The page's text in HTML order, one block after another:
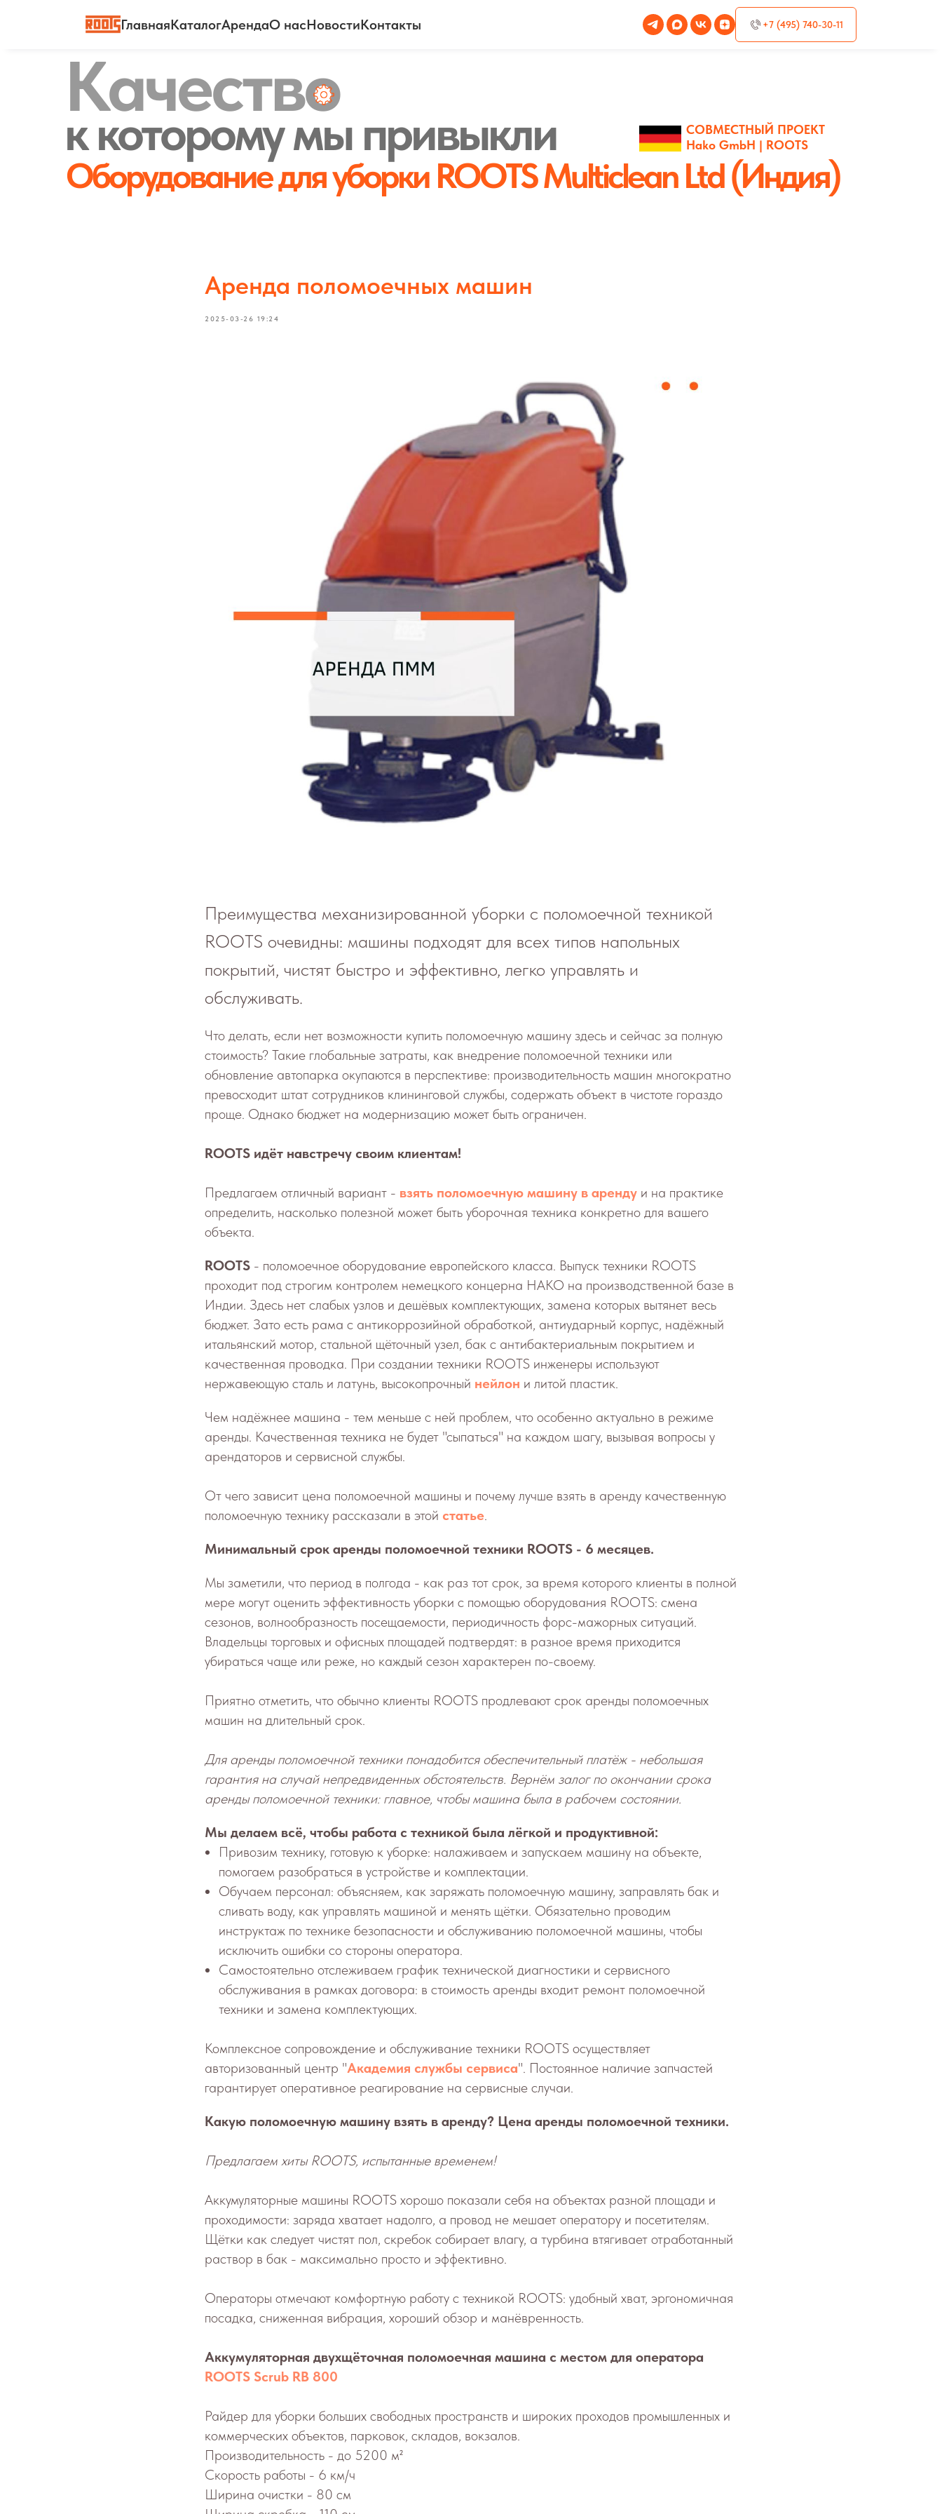
ГлавнаяКаталогАрендаО насНовостиКонтакты +7 (495) 740-30-11
Качество
к которомумы привыкли
Оборудование для уборки ROOTS Multiclean Ltd (Индия)
СОВМЕСТНЫЙ ПРОЕКТ
Hako GmbH | ROOTS
Аренда поломоечных машин
2025-03-26 19:24
Преимущества механизированной уборки с поломоечной техникой
ROOTS очевидны: машины подходят для всех типов напольных
покрытий, чистят быстро и эффективно, легко управлять и
обслуживать.
Что делать, если нет возможности купить поломоечную машину здесь и сейчас за полную
стоимость? Такие глобальные затраты, как внедрение поломоечной техники или
обновление автопарка окупаются в перспективе: производительность машин многократно
превосходит штат сотрудников клининговой службы, содержать объект в чистоте гораздо
проще. Однако бюджет на модернизацию может быть ограничен.
ROOTS идёт навстречу своим клиентам!
Предлагаем отличный вариант - взять поломоечную машину в аренду и на практике
определить, насколько полезной может быть уборочная техника конкретно для вашего
объекта.
ROOTS - поломоечное оборудование европейского класса. Выпуск техники ROOTS
проходит под строгим контролем немецкого концерна HAKO на производственной базе в
Индии. Здесь нет слабых узлов и дешёвых комплектующих, замена которых вытянет весь
бюджет. Зато есть рама с антикоррозийной обработкой, антиударный корпус, надёжный
итальянский мотор, стальной щёточный узел, бак с антибактериальным покрытием и
качественная проводка. При создании техники ROOTS инженеры используют
нержавеющую сталь и латунь, высокопрочный нейлон и литой пластик.
Чем надёжнее машина - тем меньше с ней проблем, что особенно актуально в режиме
аренды. Качественная техника не будет "сыпаться" на каждом шагу, вызывая вопросы у
арендаторов и сервисной службы.
От чего зависит цена поломоечной машины и почему лучше взять в аренду качественную
поломоечную технику рассказали в этой статье.
Минимальный срок аренды поломоечной техники ROOTS - 6 месяцев.
Мы заметили, что период в полгода - как раз тот срок, за время которого клиенты в полной
мере могут оценить эффективность уборки с помощью оборудования ROOTS: смена
сезонов, волнообразность посещаемости, периодичность форс-мажорных ситуаций.
Владельцы торговых и офисных площадей подтвердят: в разное время приходится
убираться чаще или реже, но каждый сезон характерен по-своему.
Приятно отметить, что обычно клиенты ROOTS продлевают срок аренды поломоечных
машин на длительный срок.
Для аренды поломоечной техники понадобится обеспечительный платёж - небольшая
гарантия на случай непредвиденных обстоятельств. Вернём залог по окончании срока
аренды поломоечной техники: главное, чтобы машина была в рабочем состоянии.
Мы делаем всё, чтобы работа с техникой была лёгкой и продуктивной:
Привозим технику, готовую к уборке: налаживаем и запускаем машину на объекте,
помогаем разобраться в устройстве и комплектации.
Обучаем персонал: объясняем, как заряжать поломоечную машину, заправлять бак и
сливать воду, как управлять машиной и менять щётки. Обязательно проводим
инструктаж по технике безопасности и обслуживанию поломоечной машины, чтобы
исключить ошибки со стороны оператора.
Самостоятельно отслеживаем график технической диагностики и сервисного
обслуживания в рамках договора: в стоимость аренды входит ремонт поломоечной
техники и замена комплектующих.
Комплексное сопровождение и обслуживание техники ROOTS осуществляет
авторизованный центр "Академия службы сервиса". Постоянное наличие запчастей
гарантирует оперативное реагирование на сервисные случаи.
Какую поломоечную машину взять в аренду? Цена аренды поломоечной техники.
Предлагаем хиты ROOTS, испытанные временем!
Аккумуляторные машины ROOTS хорошо показали себя на объектах разной площади и
проходимости: заряда хватает надолго, а провод не мешает оператору и посетителям.
Щётки как следует чистят пол, скребок собирает влагу, а турбина втягивает отработанный
раствор в бак - максимально просто и эффективно.
Операторы отмечают комфортную работу с техникой ROOTS: удобный хват, эргономичная
посадка, сниженная вибрация, хороший обзор и манёвренность.
Аккумуляторная двухщёточная поломоечная машина с местом для оператора
ROOTS Scrub RB 800
Райдер для уборки больших свободных пространств и широких проходов промышленных и
коммерческих объектов, парковок, складов, вокзалов.
Производительность - до 5200 м²
Скорость работы - 6 км/ч
Ширина очистки - 80 см